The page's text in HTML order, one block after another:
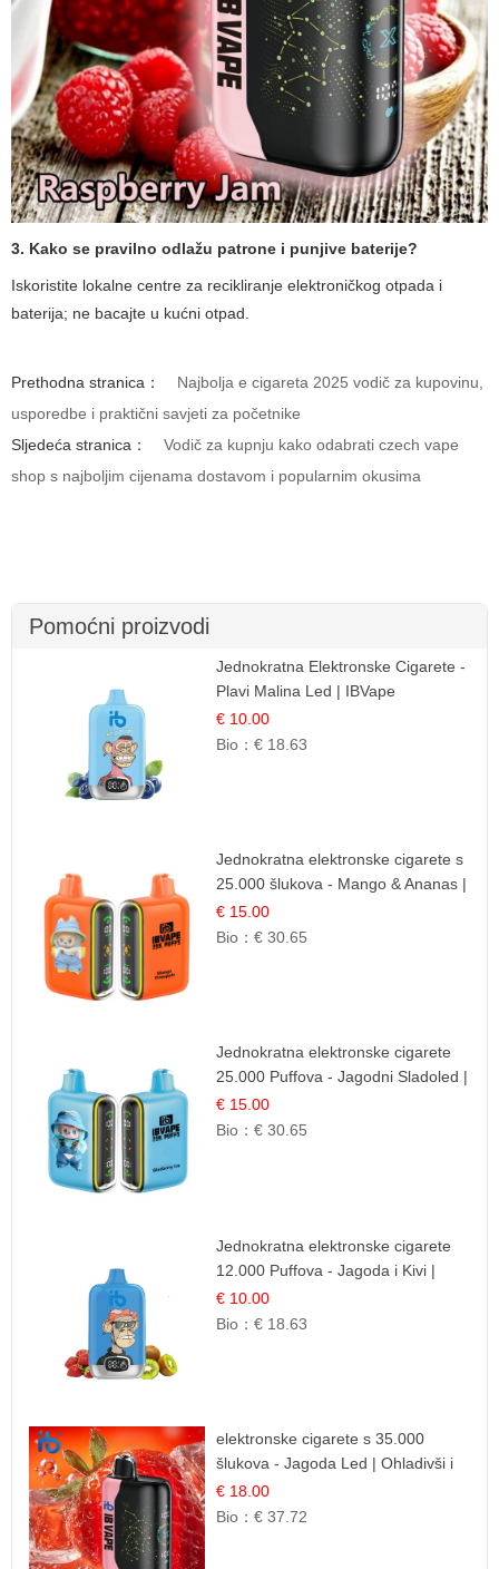
3. Kako se pravilno odlažu patrone i punjive baterije?
Iskoristite lokalne centre za recikliranje elektroničkog otpada i
baterija; ne bacajte u kućni otpad.
Prethodna stranica：
Najbolja e cigareta 2025 vodič za kupovinu,
usporedbe i praktični savjeti za početnike
Sljedeća stranica：
Vodič za kupnju kako odabrati czech vape
shop s najboljim cijenama dostavom i popularnim okusima
Pomoćni proizvodi
Jednokratna Elektronske Cigarete -
Plavi Malina Led | IBVape
€ 10.00
Bio：€ 18.63
Jednokratna elektronske cigarete s
25.000 šlukova - Mango & Ananas |
Egzotična Voćna Mješavina
€ 15.00
Bio：€ 30.65
Jednokratna elektronske cigarete
25.000 Puffova - Jagodni Sladoled |
Kremasta Slatka Okus
€ 15.00
Bio：€ 30.65
Jednokratna elektronske cigarete
12.000 Puffova - Jagoda i Kivi |
Sočna Voćna Kombinacija
€ 10.00
Bio：€ 18.63
elektronske cigarete s 35.000
šlukova - Jagoda Led | Ohladivši i
Osježavajući Okus
€ 18.00
Bio：€ 37.72